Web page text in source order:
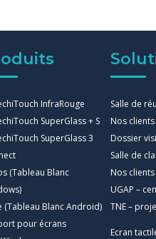
InfraRouge
SuperGlass + S
SuperGlass 3
(Tableau Blanc
(Tableau Blanc Android)
pour écrans
Salle de
Nos
Dossier
Salle de
Nos
UGAP –
TNE –
Ecran